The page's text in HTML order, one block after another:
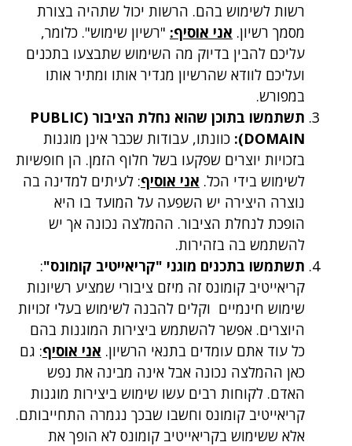
רשות לשימוש בהם. הרשות יכול שתהיה בצורת
מסמך רשיון. אני אוסיף: "רשיון שימוש". כלומר,
עליכם להבין בדיוק מה השימוש שתבצעו בתכנים
ועליכם לוודא שהרשיון מגדיר אותו ומתיר אותו
במפורש.
תשתמשו בתוכן שהוא נחלת הציבור (PUBLIC
DOMAIN):
כוונתו, עבודות שכבר אינן מוגנות
בזכויות יוצרים שפקעו בשל חלוף הזמן. הן חופשיות
לשימוש בידי הכל. אני אוסיף: לעיתים למדינה בה
נוצרה היצירה יש השפעה על המועד בו היא
הופכת לנחלת הציבור. ההמלצה נכונה אך יש
להשתמש בה בזהירות.
תשתמשו בתכנים מוגני "קריאייטיב קומונס":
קריאייטיב קומונס זה מיזם ציבורי שמציע רשיונות
שימוש חינמיים וקלים להבנה לשימוש בעלי זכויות
היוצרים. אפשר להשתמש ביצירות המוגנות בהם
כל עוד אתם עומדים בתנאי הרשיון. אני אוסיף: גם
כאן ההמלצה נכונה אבל אינה מבינה את נפש
האדם. לקוחות רבים עשו שימוש ביצירות מוגנות
קריאייטיב קומונס וחשבו שבכך נגמרה התחייבותם.
אלא ששימוש בקריאייטיב קומונס לא הופך את